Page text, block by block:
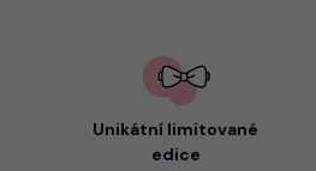
Unikátní limitované
edice